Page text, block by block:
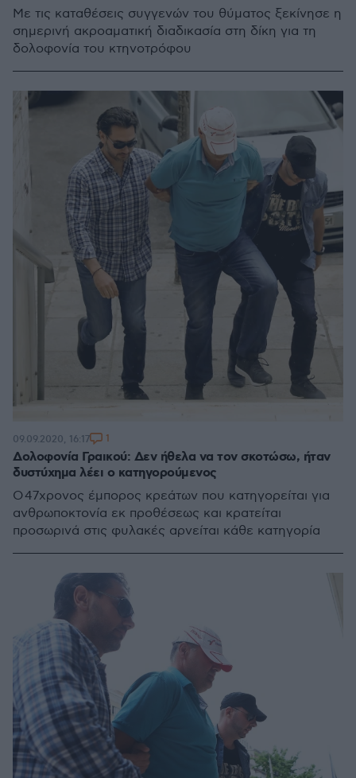
Με τις καταθέσεις συγγενών του θύματος ξεκίνησε η
σημερινή ακροαματική διαδικασία στη δίκη για τη
δολοφονία του κτηνοτρόφου
Δολοφονία Γραικού: Δεν ήθελα να τον σκοτώσω, ήταν
δυστύχημα λέει ο κατηγορούμενος
Ο 47χρονος έμπορος κρεάτων που κατηγορείται για
ανθρωποκτονία εκ προθέσεως και κρατείται
προσωρινά στις φυλακές αρνείται κάθε κατηγορία
09.09.2020, 16:17 1